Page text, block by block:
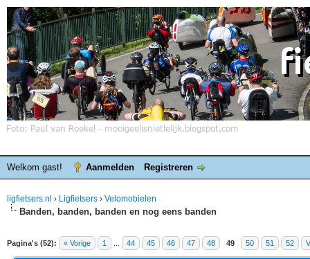
Welkom gast! Aanmelden Registreren
ligfietsers.nl › Ligfietsers › Velomobielen
Banden, banden, banden en nog eens banden
Pagina's (52): « Vorige 1 44 45 46 47 48 49 50 51 52
waardering is 3